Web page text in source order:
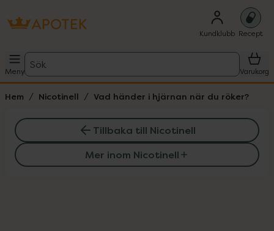
Kundklubb Recept
Meny
Sök
Varukorg
Hem Nicotinell Vad händer i hjärnan när du röker?
Tillbaka till Nicotinell
Mer inom Nicotinell